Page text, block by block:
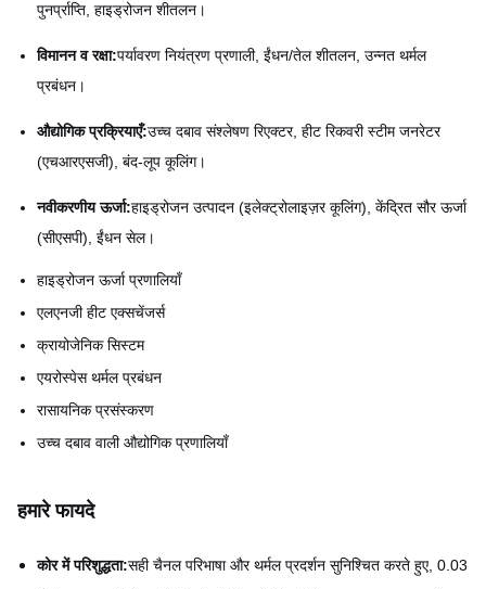
पुनर्प्राप्ति, हाइड्रोजन शीतलन।
विमानन व रक्षा:पर्यावरण नियंत्रण प्रणाली, ईंधन/तेल शीतलन, उन्नत थर्मल
प्रबंधन।
औद्योगिक प्रक्रियाएँ:उच्च दबाव संश्लेषण रिएक्टर, हीट रिकवरी स्टीम जनरेटर
(एचआरएसजी), बंद-लूप कूलिंग।
नवीकरणीय ऊर्जा:हाइड्रोजन उत्पादन (इलेक्ट्रोलाइज़र कूलिंग), केंद्रित सौर ऊर्जा
(सीएसपी), ईंधन सेल।
हाइड्रोजन ऊर्जा प्रणालियाँ
एलएनजी हीट एक्सचेंजर्स
क्रायोजेनिक सिस्टम
एयरोस्पेस थर्मल प्रबंधन
रासायनिक प्रसंस्करण
उच्च दबाव वाली औद्योगिक प्रणालियाँ
हमारे फायदे
कोर में परिशुद्धता:सही चैनल परिभाषा और थर्मल प्रदर्शन सुनिश्चित करते हुए, 0.03